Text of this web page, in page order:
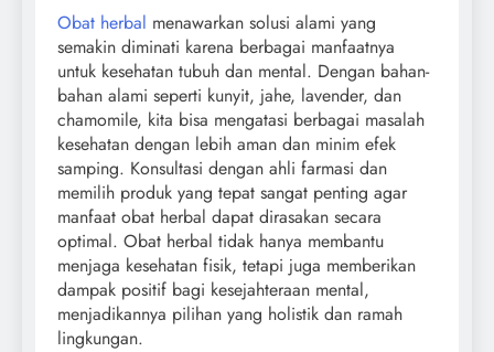
Obat herbal menawarkan solusi alami yang
semakin diminati karena berbagai manfaatnya
untuk kesehatan tubuh dan mental. Dengan bahan-
bahan alami seperti kunyit, jahe, lavender, dan
chamomile, kita bisa mengatasi berbagai masalah
kesehatan dengan lebih aman dan minim efek
samping. Konsultasi dengan ahli farmasi dan
memilih produk yang tepat sangat penting agar
manfaat obat herbal dapat dirasakan secara
optimal. Obat herbal tidak hanya membantu
menjaga kesehatan fisik, tetapi juga memberikan
dampak positif bagi kesejahteraan mental,
menjadikannya pilihan yang holistik dan ramah
lingkungan.